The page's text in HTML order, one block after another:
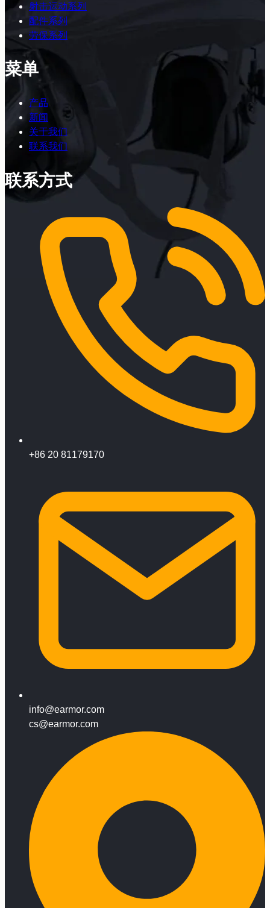
射击运动系列
配件系列
劳保系列
菜单
产品
新闻
关于我们
联系我们
联系方式
+86 20 81179170
info@earmor.com
cs@earmor.com